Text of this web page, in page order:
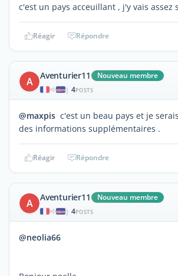
c'est un pays acceuillant , j'y vais assez
Réagir Répondre
A Aventurier11 Nouveau membre
| 4POSTS
@maxpis c'est un beau pays et je
des informations supplémentaires .
Réagir Répondre
A Aventurier11 Nouveau membre
| 4POSTS
@neolia66